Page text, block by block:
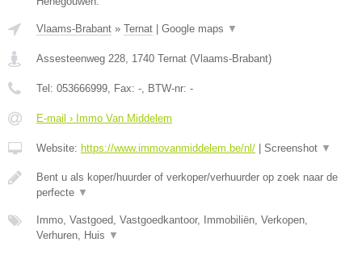
Vlaams-Brabant » Ternat Google maps ▼
Assesteenweg 228 1740 Ternat (Vlaams-Brabant)
Tel: 053666999 , Fax: - , BTW-nr: -
E-mail › Immo Van Middelem
Website: https://www.immovanmiddelem.be/nl/ Screenshot ▼
Bent u als koper/huurder of verkoper/verhuurder op zoek naar de
perfecte ▼
Immo, Vastgoed, Vastgoedkantoor, Immobiliën, Verkopen,
Verhuren, Huis ▼